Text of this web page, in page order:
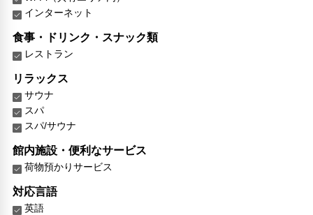
インターネット
食事・ドリンク・スナック類
レストラン
リラックス
サウナ
スパ
スパ/サウナ
館内施設・便利なサービス
荷物預かりサービス
対応言語
英語